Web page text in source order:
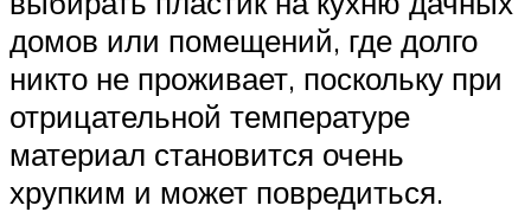
домов или помещений, где долго
никто не проживает, поскольку при
отрицательной температуре
материал становится очень
хрупким и может повредиться.